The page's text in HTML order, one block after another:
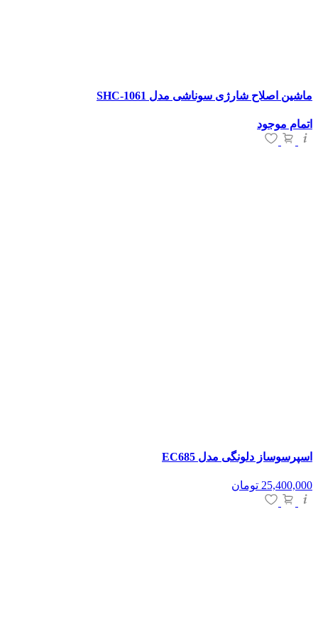
ماشین اصلاح شارژی سوناشی مدل SHC-1061
اتمام موجود
اسپرسوساز دلونگی مدل EC685
25,400,000 تومان